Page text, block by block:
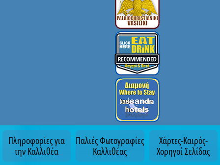
Πληροφορίες για
την Καλλιθέα
Παλιές Φωτογραφίες
Καλλιθέας
Χάρτες-Καιρός-
Χορηγοί Σελίδας